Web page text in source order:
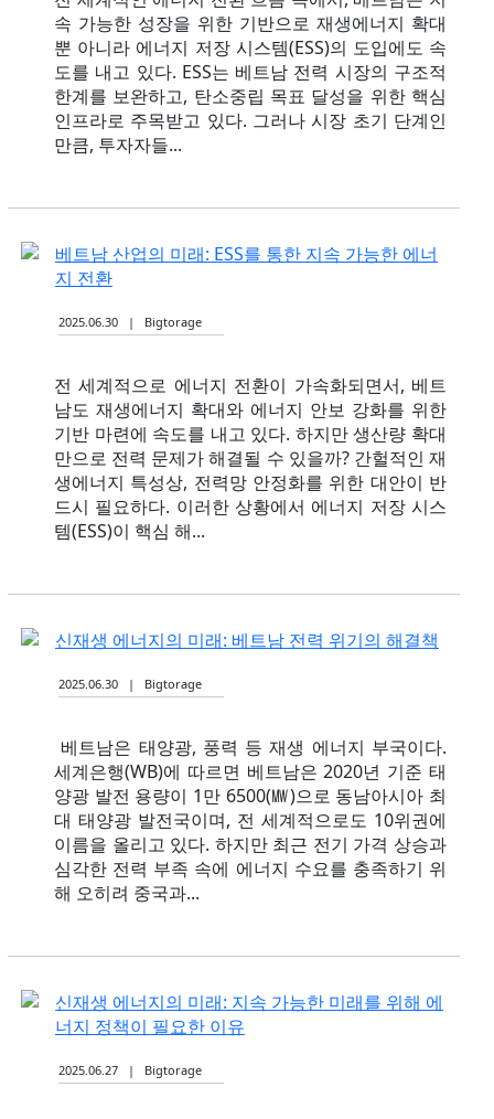
속 가능한 성장을 위한 기반으로 재생에너지 확대
뿐 아니라 에너지 저장 시스템(ESS)의 도입에도 속
도를 내고 있다. ESS는 베트남 전력 시장의 구조적
한계를 보완하고, 탄소중립 목표 달성을 위한 핵심
인프라로 주목받고 있다. 그러나 시장 초기 단계인
만큼, 투자자들...
베트남 산업의 미래: ESS를 통한 지속 가능한 에너
지 전환
2025.06.30 | Bigtorage
전 세계적으로 에너지 전환이 가속화되면서, 베트
남도 재생에너지 확대와 에너지 안보 강화를 위한
기반 마련에 속도를 내고 있다. 하지만 생산량 확대
만으로 전력 문제가 해결될 수 있을까? 간헐적인 재
생에너지 특성상, 전력망 안정화를 위한 대안이 반
드시 필요하다. 이러한 상황에서 에너지 저장 시스
템(ESS)이 핵심 해...
신재생 에너지의 미래: 베트남 전력 위기의 해결책
2025.06.30 | Bigtorage
베트남은 태양광, 풍력 등 재생 에너지 부국이다.
세계은행(WB)에 따르면 베트남은 2020년 기준 태
양광 발전 용량이 1만 6500(㎿)으로 동남아시아 최
대 태양광 발전국이며, 전 세계적으로도 10위권에
이름을 올리고 있다. 하지만 최근 전기 가격 상승과
심각한 전력 부족 속에 에너지 수요를 충족하기 위
해 오히려 중국과...
신재생 에너지의 미래: 지속 가능한 미래를 위해 에
너지 정책이 필요한 이유
2025.06.27 | Bigtorage